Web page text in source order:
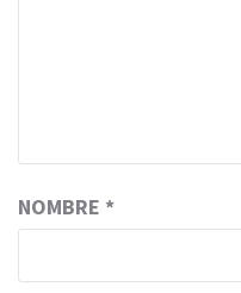
NOMBRE *